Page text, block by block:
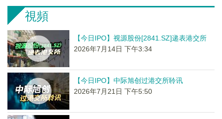
視頻
【今日IPO】视源股份[2841.SZ]递表港交所
2026年7月14日 下午3:34
【今日IPO】中际旭创过港交所聆讯
2026年7月21日 下午5:50